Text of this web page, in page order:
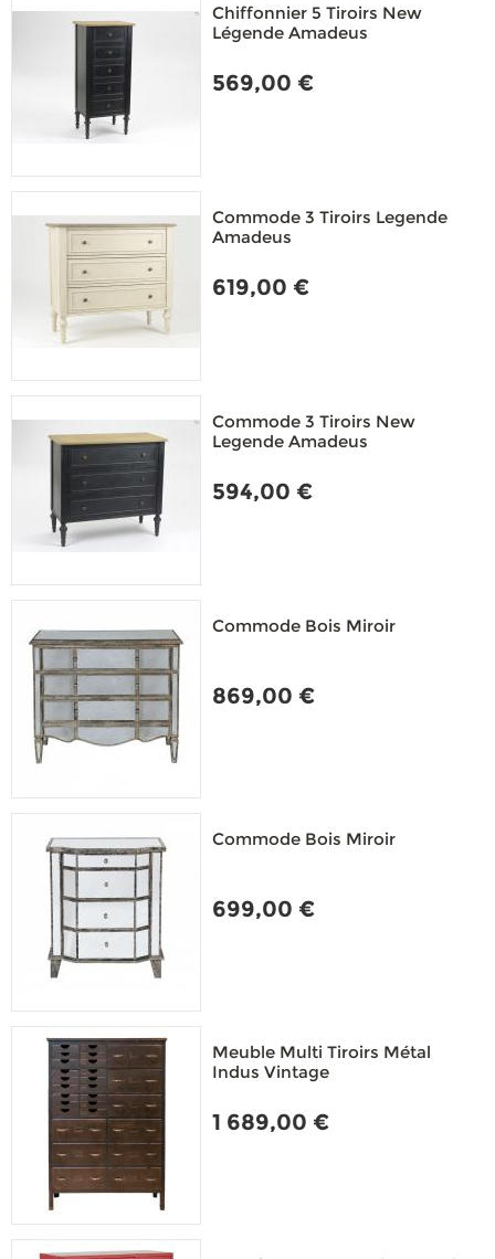
Chiffonnier 5 Tiroirs New
Légende Amadeus
569,00 €
Commode 3 Tiroirs Legende
Amadeus
619,00 €
Commode 3 Tiroirs New
Legende Amadeus
594,00 €
Commode Bois Miroir
869,00 €
Commode Bois Miroir
699,00 €
Meuble Multi Tiroirs Métal
Indus Vintage
1 689,00 €